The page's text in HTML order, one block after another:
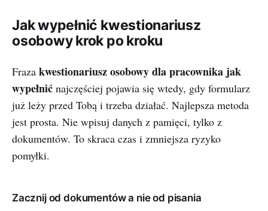
Jak wypełnić kwestionariusz
osobowy krok po kroku
Fraza kwestionariusz osobowy dla pracownika jak
wypełnić najczęściej pojawia się wtedy, gdy formularz
już leży przed Tobą i trzeba działać. Najlepsza metoda
jest prosta. Nie wpisuj danych z pamięci, tylko z
dokumentów. To skraca czas i zmniejsza ryzyko
pomyłki.
Zacznij od dokumentów a nie od pisania